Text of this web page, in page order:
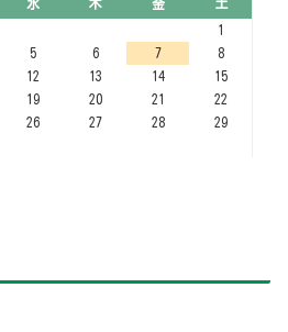
水 木 金
土
1
5 6 7
8
12 13 14
15
19 20 21
22
26 27 28
29